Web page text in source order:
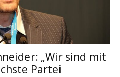
„Wir sind mit
Partei